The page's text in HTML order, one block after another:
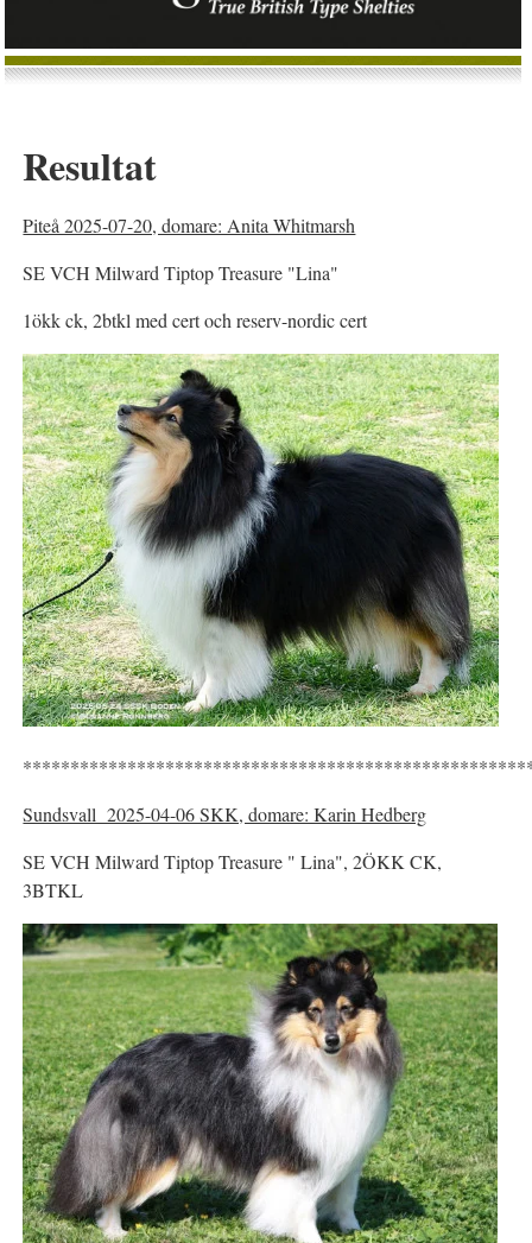
Resultat
Piteå 2025-07-20, domare: Anita Whitmarsh
SE VCH Milward Tiptop Treasure "Lina"
1ökk ck, 2btkl med cert och reserv-nordic cert
Sundsvall 2025-04-06 SKK, domare: Karin Hedberg
SE VCH Milward Tiptop Treasure " Lina", 2ÖKK CK,
3BTKL